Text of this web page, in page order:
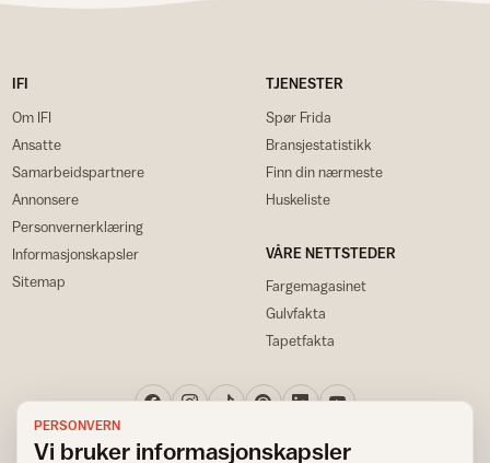
IFI
Om IFI
Ansatte
Samarbeidspartnere
Annonsere
Personvernerklæring
Informasjonskapsler
Sitemap
TJENESTER
Spør Frida
Bransjestatistikk
Finn din nærmeste
Huskeliste
VÅRE NETTSTEDER
Fargemagasinet
Gulvfakta
Tapetfakta
PERSONVERN
Vi bruker informasjonskapsler